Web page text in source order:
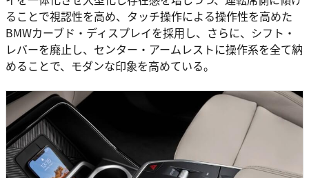
ることで視認性を高め、タッチ操作による操作性を高めた
BMWカーブド・ディスプレイを採用し、さらに、シフト・
レバーを廃止し、センター・アームレストに操作系を全て納
めることで、モダンな印象を高めている。